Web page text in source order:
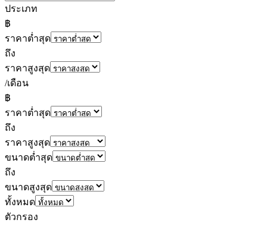
ประเภท
฿
ราคาต่ำสุด
ถึง
ราคาสูงสุด
/เดือน
฿
ราคาต่ำสุด
ถึง
ราคาสูงสุด
ขนาดต่ำสุด
ถึง
ขนาดสูงสุด
ทั้งหมด
ตัวกรอง